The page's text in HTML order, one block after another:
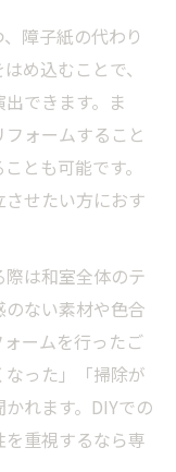
度を減らす方
実例紹介
践ガイド
れに仕上げる
ォームのコツ
つ美しく
ーム方法
ォーム術
使える建具選
障子紙の代わり
め込むことで、
できます。ま
ォームすること
とも可能です。
せたい方におす
は和室全体のテ
ない素材や色合
ームを行ったご
った」「掃除が
れます。DIYでの
重視するなら専